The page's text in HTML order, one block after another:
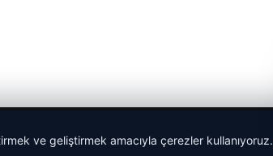
ve geliştirmek amacıyla çerezler kullanıyoruz.